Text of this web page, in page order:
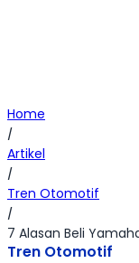
Home
/
Artikel
/
Tren Otomotif
/
7 Alasan Beli
Tren Otomotif